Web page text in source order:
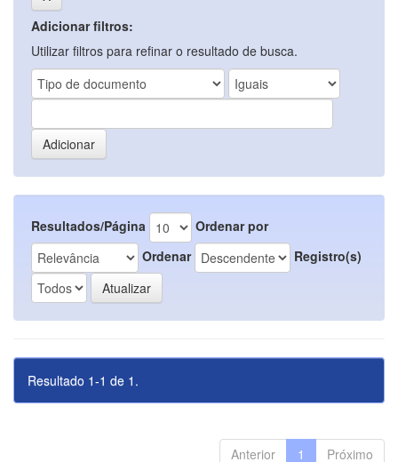
Adicionar filtros:
Utilizar filtros para refinar o resultado de busca.
Resultados/Página
Ordenar por
Ordenar
Registro(s)
Resultado 1-1 de 1.
Anterior 1 Próximo